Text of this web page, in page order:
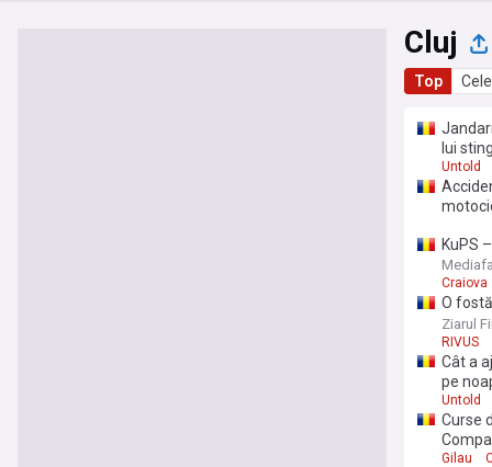
Cluj
Top
lui
Untold
KuPS
gazon
Craiova
O
Ziarul
RIVUS
Cât a
pe
Untold
Curse
Gilau